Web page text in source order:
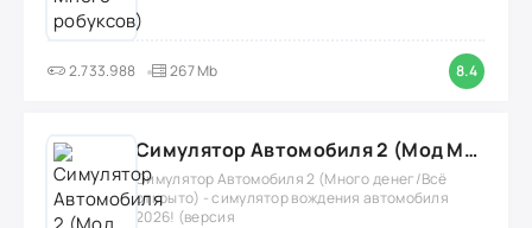
2.733.988 267 Mb 8.4
Симулятор Автомобиля 2 (Мод Много денег/Всё открыто)
Симулятор Автомобиля 2 (Много денег/Всё
открыто) - симулятор вождения автомобиля
2026! (версия